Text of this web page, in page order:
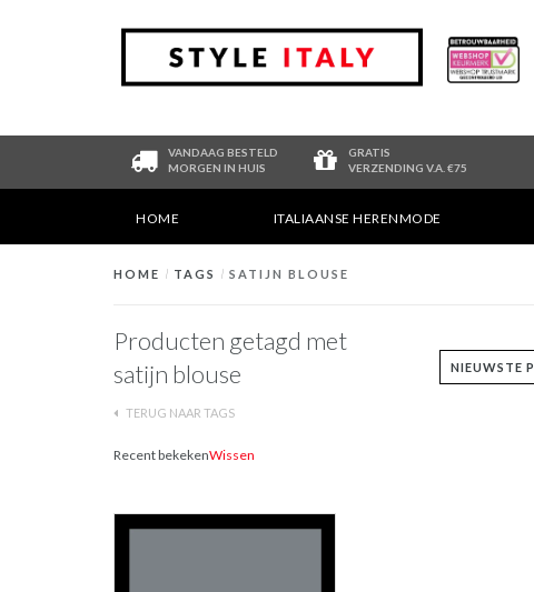
VANDAAG BESTELD
MORGEN IN HUIS
GRATIS
VERZENDING V.A. €75
HOME ITALIAANSE HERENMODE
HOME / TAGS / SATIJN BLOUSE
Producten getagd met
satijn blouse
TERUG NAAR TAGS
Recent bekekenWissen